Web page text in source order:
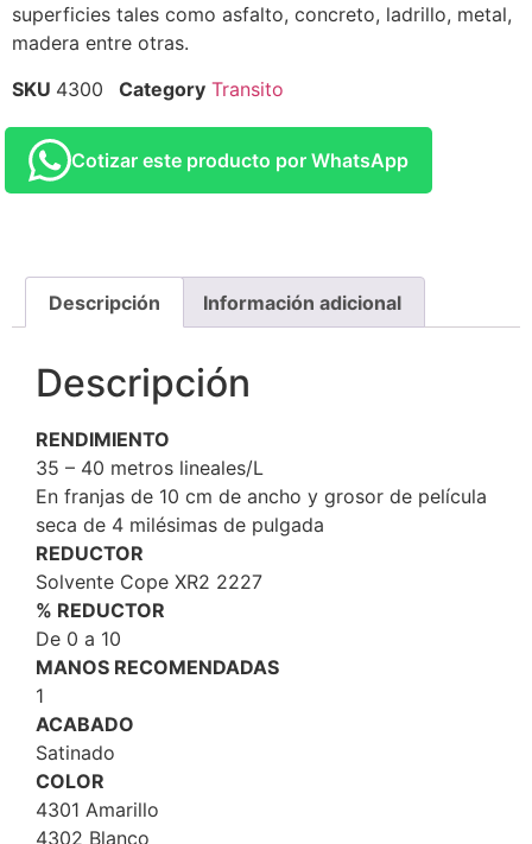
superficies tales como asfalto, concreto, ladrillo, metal,
madera entre otras.
SKU 4300 Category Transito
Cotizar este producto por WhatsApp
Descripción Información adicional
Descripción
RENDIMIENTO
35 – 40 metros lineales/L
En franjas de 10 cm de ancho y grosor de película
seca de 4 milésimas de pulgada
REDUCTOR
Solvente Cope XR2 2227
% REDUCTOR
De 0 a 10
MANOS RECOMENDADAS
1
ACABADO
Satinado
COLOR
4301 Amarillo
4302 Blanco